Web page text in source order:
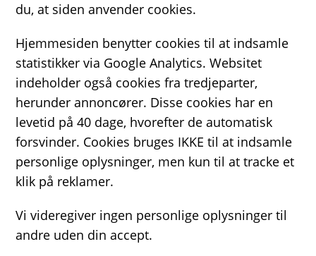
du, at siden anvender cookies.
Hjemmesiden benytter cookies til at indsamle
statistikker via Google Analytics. Websitet
indeholder også cookies fra tredjeparter,
herunder annoncører. Disse cookies har en
levetid på 40 dage, hvorefter de automatisk
forsvinder. Cookies bruges IKKE til at indsamle
personlige oplysninger, men kun til at tracke et
klik på reklamer.
Vi videregiver ingen personlige oplysninger til
andre uden din accept.